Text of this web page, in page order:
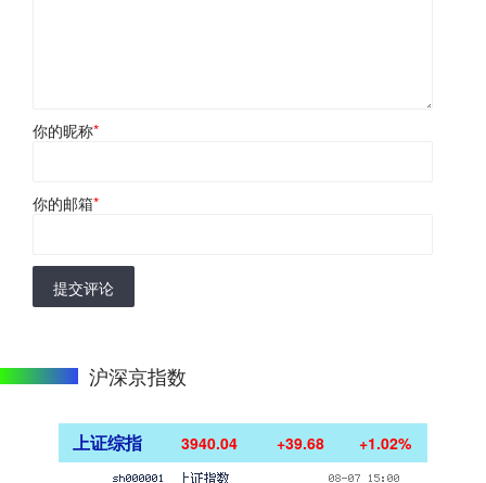
你的昵称*
你的邮箱*
提交评论
沪深京指数
上证综指 3940.04 +39.68 +1.02%